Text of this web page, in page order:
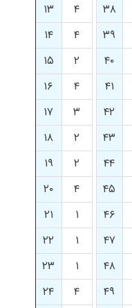
۳۸ ۴
۱۳
۳۹ ۴
۱۴
۴۰ ۲
۱۵
۴۱ ۴
۱۶
۴۲ ۳
۱۷
۴۳ ۲
۱۸
۴۴ ۲
۱۹
۴۵ ۴
۲۰
۴۶ ۱
۲۱
۴۷ ۱
۲۲
۴۸ ۱
۲۳
۴۹ ۴
۲۴